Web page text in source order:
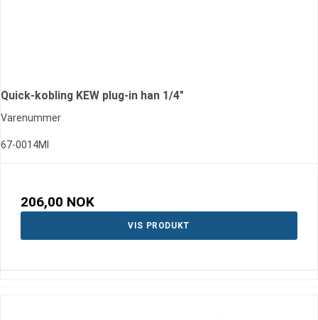
Quick-kobling KEW plug-in han 1/4"
Varenummer
67-0014MI
206,00 NOK
VIS PRODUKT